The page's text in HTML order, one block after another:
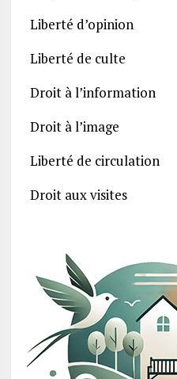
Liberté d’opinion
Liberté de culte
Droit à l’information
Droit à l’image
Liberté de circulation
Droit aux visites